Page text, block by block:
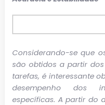
Considerando-se que
são obtidos a partir
tarefas, é interessante
desempenho dos
específicas. A partir do